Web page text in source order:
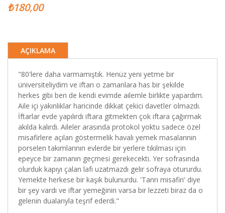
₺180,00
AÇIKLAMA
"80'lere daha varmamıştık. Henüz yeni yetme bir
üniversiteliydim ve iftarı o zamanlara has bir şekilde
herkes gibi ben de kendi evimde ailemle birlikte yapardım.
Aile içi yakınlıklar haricinde dikkat çekici davetler olmazdı.
İftarlar evde yapılırdı iftara gitmekten çok iftara çağırmak
akılda kalırdı. Aileler arasında protokol yoktu sadece özel
misafirlere açılan göstermelik havalı yemek masalarının
porselen takımlarının evlerde bir yerlere tıkılması için
epeyce bir zamanın geçmesi gerekecekti. Yer sofrasında
olurduk kapıyı çalan lafı uzatmazdı gelir sofraya otururdu.
Yemekte herkese bir kaşık bulunurdu. 'Tanrı misafiri' diye
bir şey vardı ve iftar yemeğinin varsa bir lezzeti biraz da o
gelenin dualarıyla teşrif ederdi."